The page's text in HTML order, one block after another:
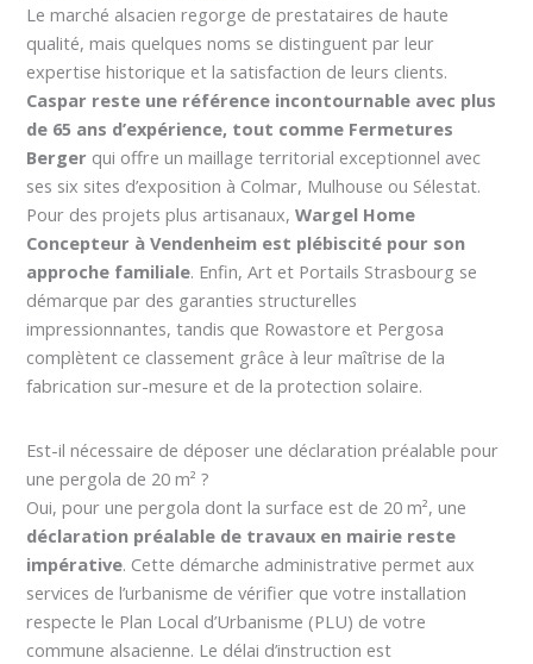
Le marché alsacien regorge de prestataires de haute
qualité, mais quelques noms se distinguent par leur
expertise historique et la satisfaction de leurs clients.
Caspar reste une référence incontournable avec plus
de 65 ans d’expérience, tout comme Fermetures
Berger qui offre un maillage territorial exceptionnel avec
ses six sites d’exposition à Colmar, Mulhouse ou Sélestat.
Pour des projets plus artisanaux,Wargel Home
Concepteur à Vendenheim est plébiscité pour son
approche familiale. Enfin, Art et Portails Strasbourg se
démarque par des garanties structurelles
impressionnantes, tandis que Rowastore et Pergosa
complètent ce classement grâce à leur maîtrise de la
fabrication sur-mesure et de la protection solaire.
Est-il nécessaire de déposer une déclaration préalable pour
une pergola de 20 m² ?
Oui, pour une pergola dont la surface est de 20 m², une
déclaration préalable de travaux en mairie reste
impérative. Cette démarche administrative permet aux
services de l’urbanisme de vérifier que votre installation
respecte le Plan Local d’Urbanisme (PLU) de votre
commune alsacienne. Le délai d’instruction est